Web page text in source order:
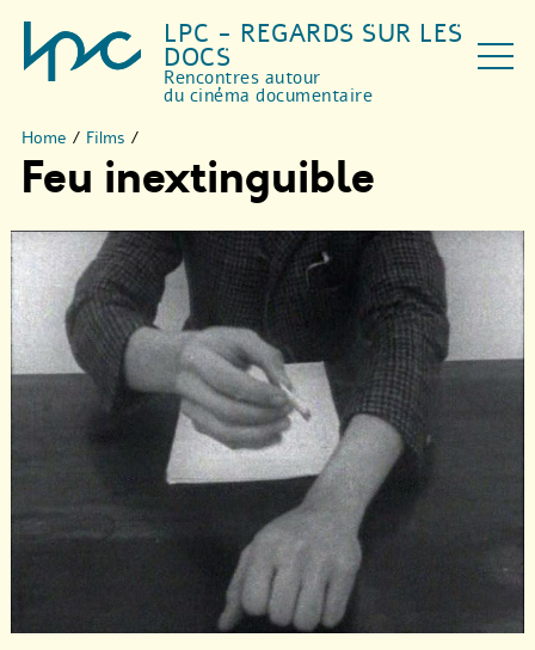
LPC - REGARDS SUR LES
DOCS
Rencontres autour
du cinéma documentaire
Home / Films /
Feu inextinguible